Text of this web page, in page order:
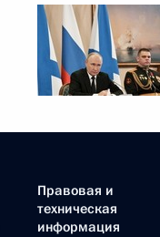
Правовая и
техническая
информация